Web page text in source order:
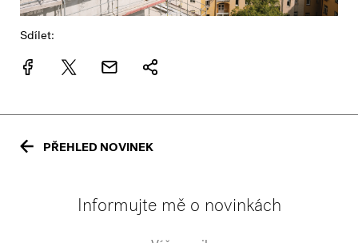
Sdílet:
PŘEHLED NOVINEK
Informujte mě o novinkách